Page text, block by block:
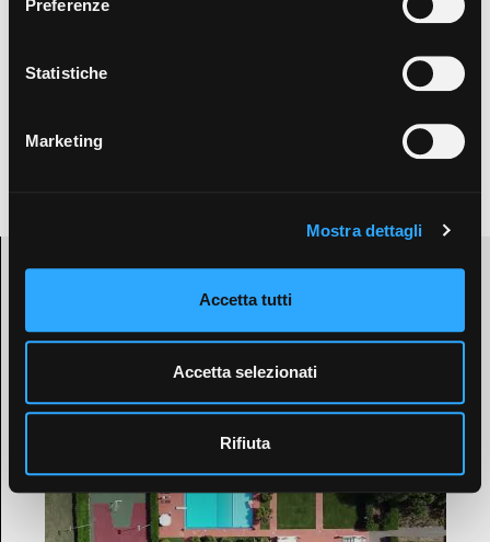
Preferenze
Statistiche
Marketing
Mostra dettagli
Accetta tutti
Accetta selezionati
Rifiuta
+
VIDEO IMMOBILE